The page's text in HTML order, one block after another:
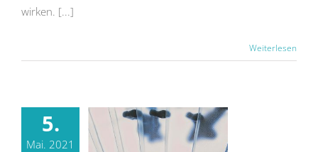
wirken. [...]
Weiterlesen
5.
Mai. 2021